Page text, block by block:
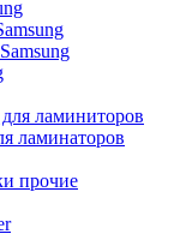
ламиниторов
ламинаторов
прочие